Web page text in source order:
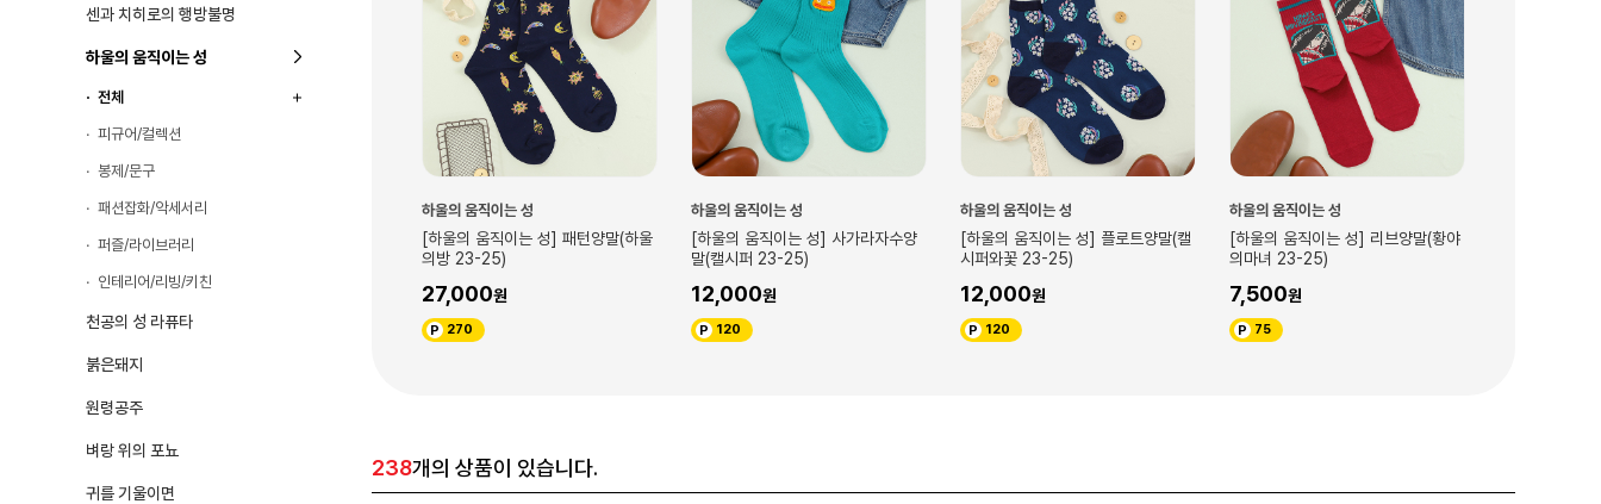
센과 치히로의 행방불명
하울의 움직이는 성
전체
피규어/컬렉션
봉제/문구
패션잡화/악세서리
퍼즐/라이브러리
인테리어/리빙/키친
천공의 성 라퓨타
붉은돼지
원령공주
벼랑 위의 포뇨
귀를 기울이면
] 포근한 열쇠고
하울의 움직이는 성
[하울의 움직이는 성] 패턴양말(하울
27,000
270
하울의 움직이는 성
[하울의 움직이는 성] 사가라자수양
말(캘시퍼 23-25)
12,000
120
하울의 움직이는 성
[하울의 움직이는 성] 플로트양말(캘
시퍼와꽃 23-25)
12,000
120
하울의 움직이는 성
[하울의 움직이는 성] 리브양말(황야
의마녀 23-25)
7,500
75
하울의 움직이는 성
[하울의 움직이는 성] 채색스탬프(하
울 우연한만남)
21,000
210
238개의 상품이 있습니다.